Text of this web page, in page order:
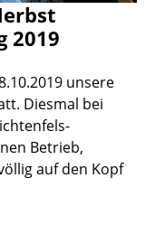
2019
unsere
Diesmal bei
Betrieb,
auf den Kopf